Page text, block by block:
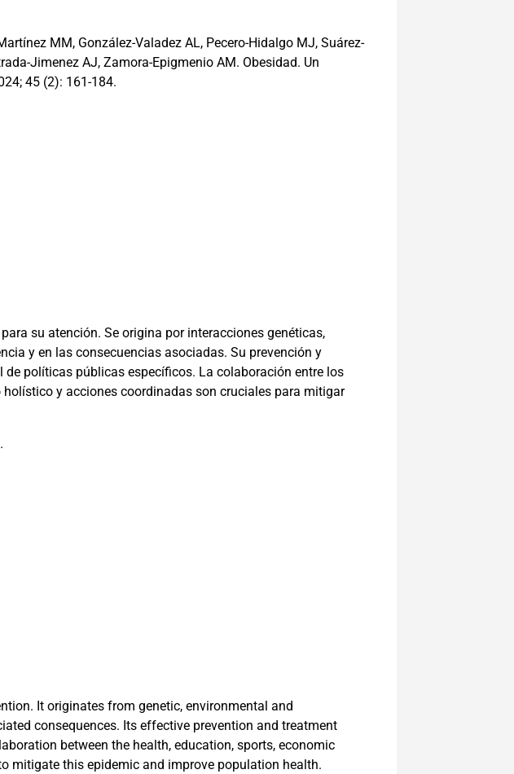
MM, González-Valadez AL, Pecero-Hidalgo MJ, Suárez-
Jimenez AJ, Zamora-Epigmenio AM. Obesidad. Un
45 (2): 161-184.
su atención. Se origina por interacciones genéticas,
y en las consecuencias asociadas. Su prevención y
políticas públicas específicos. La colaboración entre los
y acciones coordinadas son cruciales para mitigar
It originates from genetic, environmental and
consequences. Its effective prevention and treatment
between the health, education, sports, economic
mitigate this epidemic and improve population health.